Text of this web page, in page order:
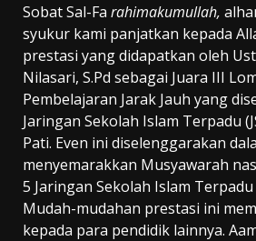
Sobat Sal-Fa rahimakumullah,
syukur kami panjatkan kepada
prestasi yang didapatkan oleh
Nilasari, S.Pd sebagai Juara III
Pembelajaran Jarak Jauh yang
Jaringan Sekolah Islam Terpadu
Pati. Even ini diselenggarakan
menyemarakkan Musyawarah
5 Jaringan Sekolah Islam Terpadu
Mudah-mudahan prestasi ini
kepada para pendidik lainnya.